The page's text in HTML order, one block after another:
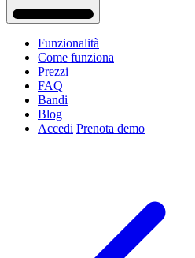
Funzionalità
Come funziona
Prezzi
FAQ
Bandi
Blog
Accedi Prenota demo